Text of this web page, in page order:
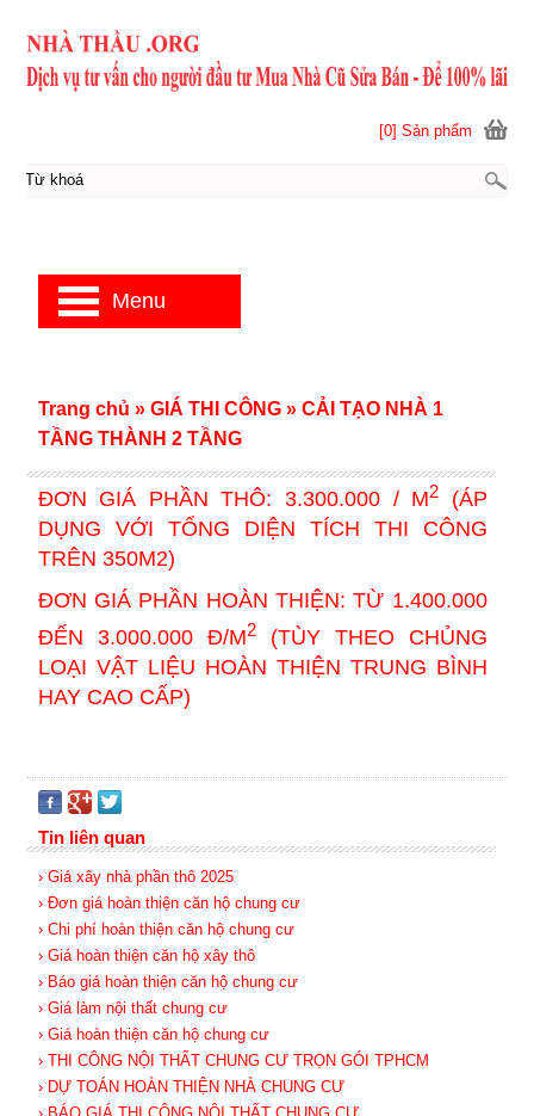
ĐƠN GIÁ PHẦN THÔ: 3.300.000 / M2 (ÁP
DỤNG VỚI TỔNG DIỆN TÍCH THI CÔNG
TRÊN 350M2)
ĐƠN GIÁ PHẦN HOÀN THIỆN: TỪ 1.400.000
ĐẾN 3.000.000 Đ/M2(TÙY THEO CHỦNG
LOẠI VẬT LIỆU HOÀN THIỆN TRUNG BÌNH
HAY CAO CẤP)
Tin liên quan
› Giá xây nhà phần thô 2025
› Đơn giá hoàn thiện căn hộ chung cư
› Chi phí hoàn thiện căn hộ chung cư
› Giá hoàn thiện căn hộ xây thô
› Báo giá hoàn thiện căn hộ chung cư
› Giá làm nội thất chung cư
› Giá hoàn thiện căn hộ chung cư
› THI CÔNG NỘI THẤT CHUNG CƯ TRỌN GÓI TPHCM
› DỰ TOÁN HOÀN THIỆN NHÀ CHUNG CƯ
Trang chủ » GIÁ THI CÔNG » CẢI TẠO NHÀ 1
TẦNG THÀNH 2 TẦNG
[0] Sản phẩm
Menu